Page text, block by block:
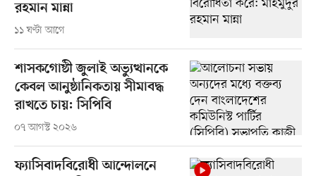
রহমান মান্না
১১ ঘণ্টা আগে
শাসকগোষ্ঠী জুলাই অভ্যুত্থানকে
কেবল আনুষ্ঠানিকতায় সীমাবদ্ধ
রাখতে চায়: সিপিবি
০৭ আগস্ট ২০২৬
ফ্যাসিবাদবিরোধী আন্দোলনে